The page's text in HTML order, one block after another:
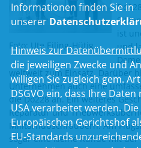
Foto: Ute Eiling-Hütig
ist
und
weltweit zum Einsatz. Darüber
Unternehmen auch eine
die Do228 an. Ein weiteres
Reparatur und
Militärhubschraubern. Am
sogar eine kleine Runde mit der
Informationen finden Sie in
unserer
Hinweis zur
die jeweiligen Zwecke und
willigen Sie zugleich gem.
DSGVO ein, dass Ihre
USA verarbeitet werden.
Europäischen Gerichtshof
EU-Standards